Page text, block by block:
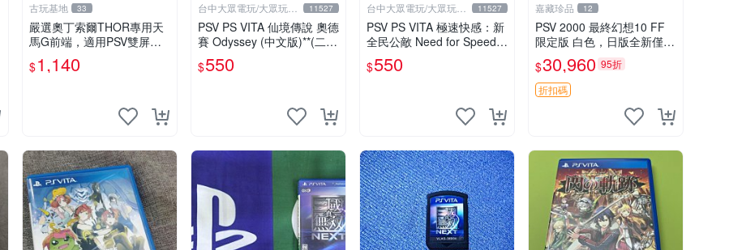
古玩基地 33
嚴選奧丁索爾THOR專用天
馬G前端，適用PSV雙屏顯
示 游戲內存卡 AYN專業定
制版 搭配NDs 3DS 模擬器
$1,140
台中大眾電玩/大眾玩具
店
11527
PSV PS VITA 仙境傳說 奧德
賽 Odyssey (中文版)**(二手
商品)【台中大眾電玩】
$550
台中大眾電玩/大眾玩具
店
11527
PSV PS VITA 極速快感：新
全民公敵 Need for Speed
(英文版)**(二手商品)【台中
大眾電玩】
$550
嘉藏珍品 12
PSV 2000 最終幻想10 FF
限定版 白色，日版全新僅拆
封未激活，游戲未拆封，原
裝游戲卡帶，配件齊全：說
明書，保修卡，USB數據
線，充電器都在
$30,960 95折
折扣碼